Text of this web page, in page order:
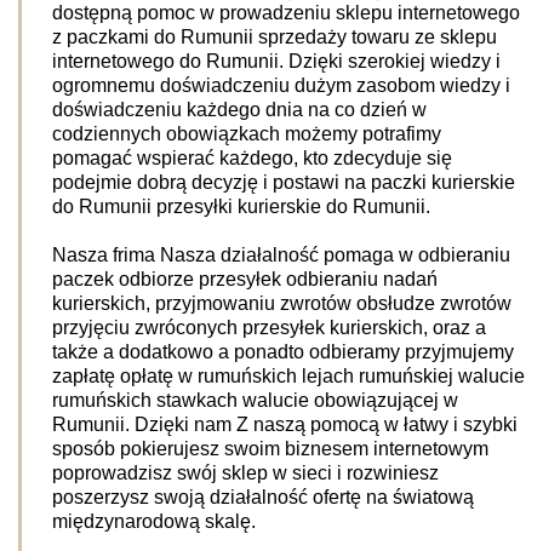
dostępną pomoc w prowadzeniu sklepu internetowego
z paczkami do Rumunii sprzedaży towaru ze sklepu
internetowego do Rumunii. Dzięki szerokiej wiedzy i
ogromnemu doświadczeniu dużym zasobom wiedzy i
doświadczeniu każdego dnia na co dzień w
codziennych obowiązkach możemy potrafimy
pomagać wspierać każdego, kto zdecyduje się
podejmie dobrą decyzję i postawi na paczki kurierskie
do Rumunii przesyłki kurierskie do Rumunii.
Nasza frima Nasza działalność pomaga w odbieraniu
paczek odbiorze przesyłek odbieraniu nadań
kurierskich, przyjmowaniu zwrotów obsłudze zwrotów
przyjęciu zwróconych przesyłek kurierskich, oraz a
także a dodatkowo a ponadto odbieramy przyjmujemy
zapłatę opłatę w rumuńskich lejach rumuńskiej walucie
rumuńskich stawkach walucie obowiązującej w
Rumunii. Dzięki nam Z naszą pomocą w łatwy i szybki
sposób pokierujesz swoim biznesem internetowym
poprowadzisz swój sklep w sieci i rozwiniesz
poszerzysz swoją działalność ofertę na światową
międzynarodową skalę.